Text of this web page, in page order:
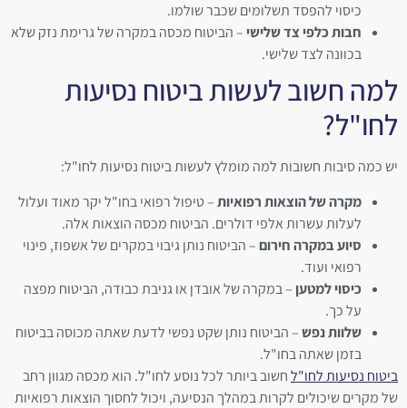
כיסוי להפסד תשלומים שכבר שולמו.
חבות כלפי צד שלישי– הביטוח מכסה במקרה של גרימת נזק שלא
בכוונה לצד שלישי.
למה חשוב לעשות ביטוח נסיעות
לחו"ל?
יש כמה סיבות חשובות למה מומלץ לעשות ביטוח נסיעות לחו"ל:
מקרה של הוצאות רפואיות– טיפול רפואי בחו"ל יקר מאוד ועלול
לעלות עשרות אלפי דולרים. הביטוח מכסה הוצאות אלה.
סיוע במקרה חירום– הביטוח נותן גיבוי במקרים של אשפוז, פינוי
רפואי ועוד.
כיסוי למטען– במקרה של אובדן או גניבת כבודה, הביטוח מפצה
על כך.
שלוות נפש– הביטוח נותן שקט נפשי לדעת שאתה מכוסה בביטוח
בזמן שאתה בחו"ל.
ביטוח נסיעות לחו"לחשוב ביותר לכל נוסע לחו"ל. הוא מכסה מגוון רחב
של מקרים שיכולים לקרות במהלך הנסיעה, ויכול לחסוך הוצאות רפואיות